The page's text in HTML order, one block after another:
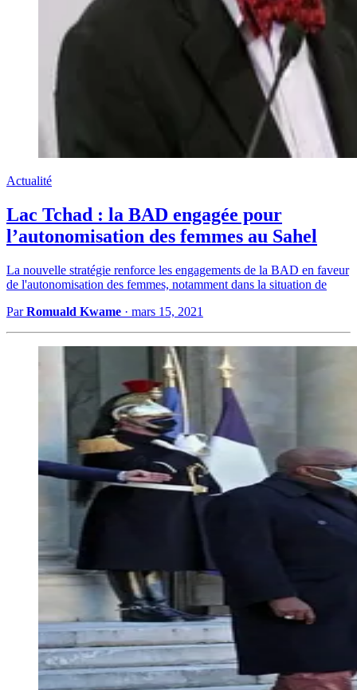
Actualité
Lac Tchad : la BAD engagée pour
l’autonomisation des femmes au Sahel
La nouvelle stratégie renforce les engagements de la BAD en faveur
de l'autonomisation des femmes, notamment dans la situation de
ParRomuald Kwame · mars 15, 2021